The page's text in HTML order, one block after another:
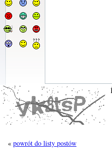
« powrót do listy postów